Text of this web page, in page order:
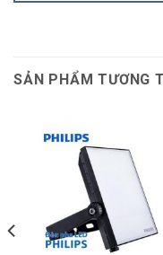
SẢN PHẨM TƯƠNG